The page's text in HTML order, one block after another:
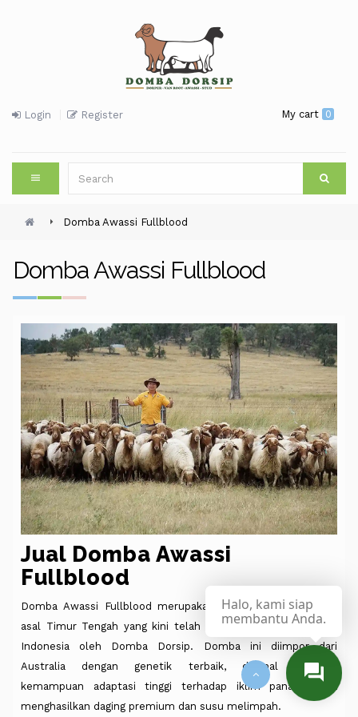
Login Register My cart 0
Domba Awassi Fullblood
Domba Awassi Fullblood
Jual Domba Awassi
Fullblood
Domba Awassi Fullblood merupakan jenis domba unggulan
asal Timur Tengah yang kini telah berhasil dikembangkan di
Indonesia oleh Domba Dorsip. Domba ini diimpor dari
Australia dengan genetik terbaik, dikenal memiliki
kemampuan adaptasi tinggi terhadap iklim panas, serta
menghasilkan daging premium dan susu melimpah.
Halo, kami siap
membantu Anda.